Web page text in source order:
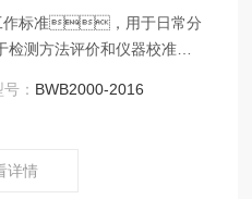
作标准，用于日常分
测方法评价和仪器校准等
： BWB2000-2016
详情